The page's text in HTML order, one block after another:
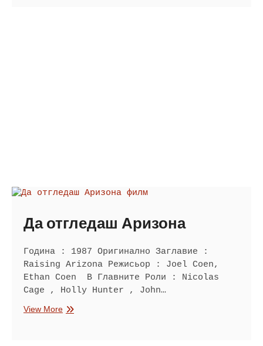
Да отгледаш Аризона
Година : 1987 Оригинално Заглавие :
Raising Arizona Режисьор : Joel Coen,
Ethan Coen В Главните Роли : Nicolas
Cage , Holly Hunter , John…
View MoreДа